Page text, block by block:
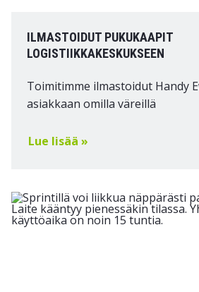
ILMASTOIDUT PUKUKAAPIT
LOGISTIIKKAKESKUKSEEN
Toimitimme ilmastoidut Handy
asiakkaan omilla väreillä
Lue lisää »